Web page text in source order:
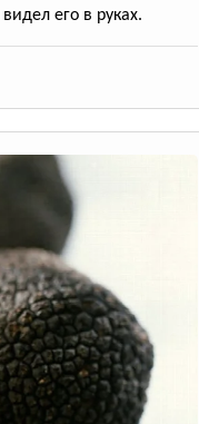
его в руках.